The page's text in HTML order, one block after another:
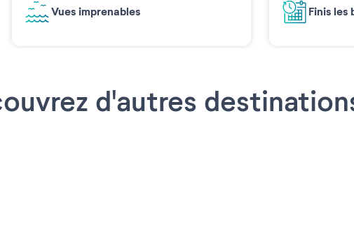
Vues imprenables Finis les
d'autres